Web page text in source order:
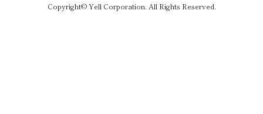
Copyright© Yell Corporation. All Rights Reserved.